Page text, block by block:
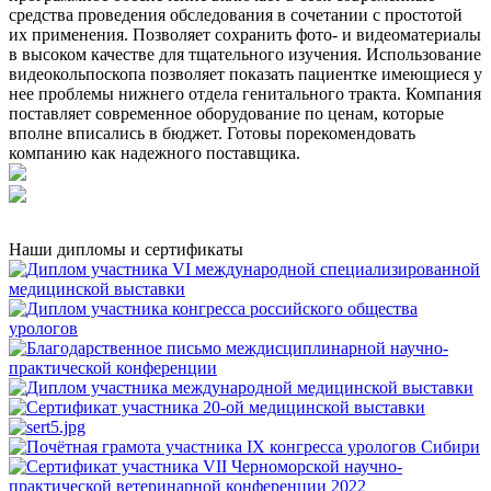
средства проведения обследования в сочетании с простотой
их применения. Позволяет сохранить фото- и видеоматериалы
в высоком качестве для тщательного изучения. Использование
видеокольпоскопа позволяет показать пациентке имеющиеся у
нее проблемы нижнего отдела генитального тракта. Компания
поставляет современное оборудование по ценам, которые
вполне вписались в бюджет. Готовы порекомендовать
компанию как надежного поставщика.
Наши дипломы и сертификаты